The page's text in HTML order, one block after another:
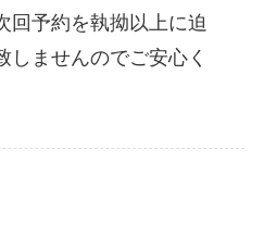
回予約を執拗以上に迫
しませんのでご安心く